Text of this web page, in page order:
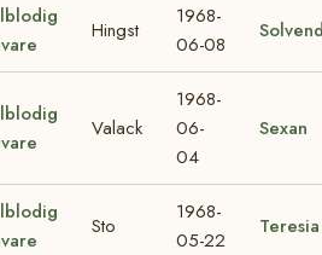
Hingst
1968-
06-08
Valack
1968-
06-
04
Sexan
Sto
1968-
05-22
Teresia